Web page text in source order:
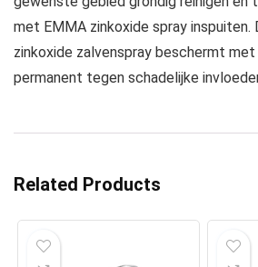
met EMMA zinkoxide spray inspuiten.
zinkoxide zalvenspray beschermt
permanent tegen schadelijke
Related Products